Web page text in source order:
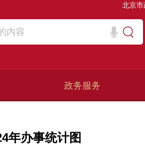
北京
政务服务
年办事统计图